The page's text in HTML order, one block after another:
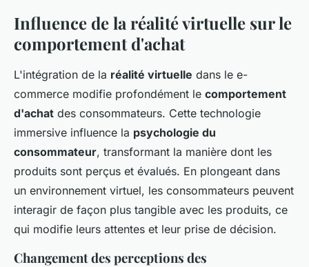
Influence de la réalité virtuelle sur le
comportement d'achat
L'intégration de la réalité virtuelle dans le e-
commerce modifie profondément le comportement
d'achat des consommateurs. Cette technologie
immersive influence la psychologie du
consommateur, transformant la manière dont les
produits sont perçus et évalués. En plongeant dans
un environnement virtuel, les consommateurs peuvent
interagir de façon plus tangible avec les produits, ce
qui modifie leurs attentes et leur prise de décision.
Changement des perceptions des